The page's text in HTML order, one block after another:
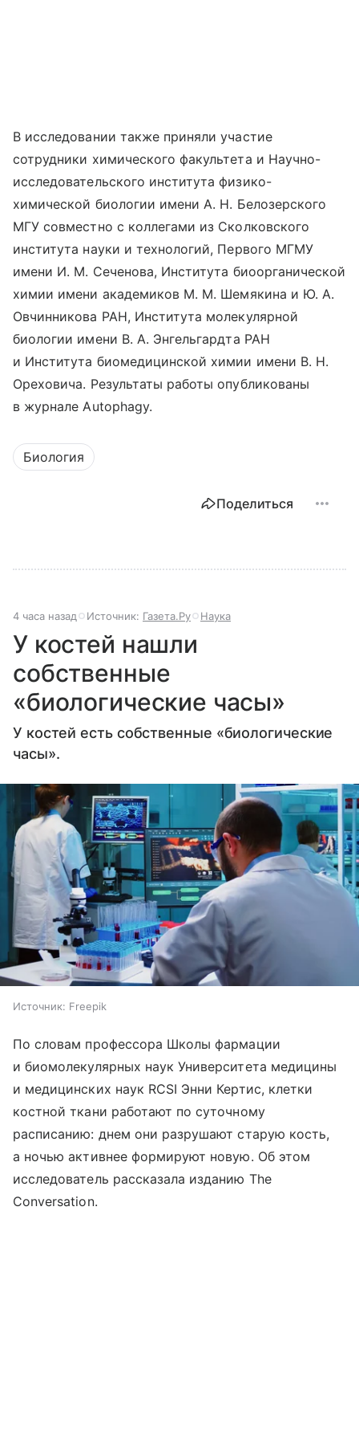
В исследовании также приняли участие
сотрудники химического факультета и Научно-
исследовательского института физико-
химической биологии имени А. Н. Белозерского
МГУ совместно с коллегами из Сколковского
института науки и технологий, Первого МГМУ
имени И. М. Сеченова, Института биоорганической
химии имени академиков М. М. Шемякина и Ю. А.
Овчинникова РАН, Института молекулярной
биологии имени В. А. Энгельгардта РАН
и Института биомедицинской химии имени В. Н.
Ореховича. Результаты работы опубликованы
в журнале Autophagy.
Биология
Поделиться
4 часа назад Источник: Газета.Ру Наука
У костей нашли
собственные
«биологические часы»
У костей есть собственные «биологические
часы».
Источник: Freepik
По словам профессора Школы фармации
и биомолекулярных наук Университета медицины
и медицинских наук RCSI Энни Кертис, клетки
костной ткани работают по суточному
расписанию: днем они разрушают старую кость,
а ночью активнее формируют новую. Об этом
исследователь рассказала изданию The
Conversation.